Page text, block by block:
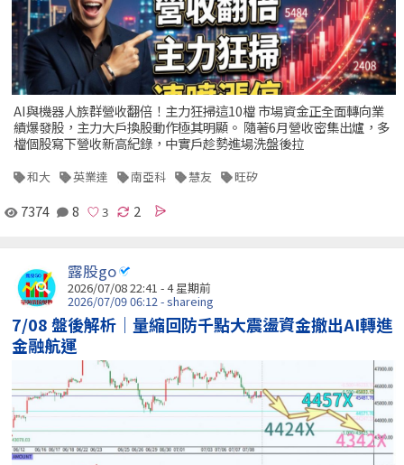
AI與機器人族群營收翻倍！主力狂掃這10檔 市場資金正全面轉向業
績爆發股，主力大戶換股動作極其明顯。 隨著6月營收密集出爐，多
檔個股寫下營收新高紀錄，中實戶趁勢進場洗盤後拉
和大 英業達 南亞科 慧友 旺矽
7374 8 2
露股go
2026/07/08 22:41 - 4 星期前
2026/07/09 06:12 - shareing
7/08 盤後解析｜量縮回防千點大震盪資金撤出AI轉進
金融航運